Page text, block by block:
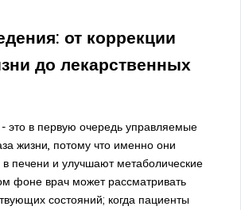
от коррекции
до лекарственных
в первую очередь управляемые
жизни, потому что именно они
печени и улучшают метаболические
фоне врач может рассматривать
состояний; когда пациенты